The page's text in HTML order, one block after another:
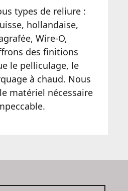
types de reliure :
hollandaise,
Wire-O,
des finitions
le pelliculage, le
à chaud. Nous
matériel nécessaire